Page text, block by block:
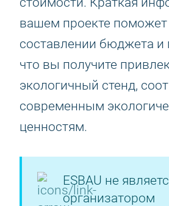
вашем проекте поможет
составлении бюджета и
что вы получите
экологичный стенд,
современным
ценностям.
ESBAU не
организатором